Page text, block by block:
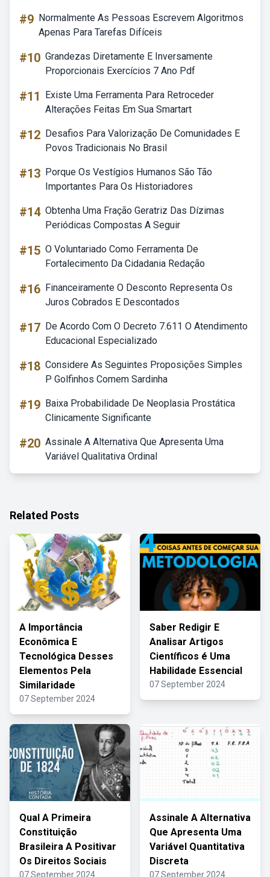
#9 Normalmente As Pessoas Escrevem Algoritmos
Apenas Para Tarefas Difíceis
#10 Grandezas Diretamente E Inversamente
Proporcionais Exercícios 7 Ano Pdf
#11
Existe Uma Ferramenta Para Retroceder
Alterações Feitas Em Sua Smartart
#12 Desafios Para Valorização De Comunidades E
Povos Tradicionais No Brasil
#13 Porque Os Vestígios Humanos São Tão
Importantes Para Os Historiadores
#14 Obtenha Uma Fração Geratriz Das Dízimas
Periódicas Compostas A Seguir
#15 O Voluntariado Como Ferramenta De
Fortalecimento Da Cidadania Redação
#16 Financeiramente O Desconto Representa Os
Juros Cobrados E Descontados
#17 De Acordo Com O Decreto 7.611 O Atendimento
Educacional Especializado
#18 Considere As Seguintes Proposições Simples
P Golfinhos Comem Sardinha
#19 Baixa Probabilidade De Neoplasia Prostática
Clinicamente Significante
#20 Assinale A Alternativa Que Apresenta Uma
Variável Qualitativa Ordinal
Related Posts
A Importância
Econômica E
Tecnológica Desses
Elementos Pela
Similaridade
07 September 2024
Saber Redigir E
Analisar Artigos
Científicos é Uma
Habilidade Essencial
07 September 2024
Qual A Primeira
Constituição
Brasileira A Positivar
Os Direitos Sociais
07 September 2024
Assinale A Alternativa
Que Apresenta Uma
Variável Quantitativa
Discreta
07 September 2024